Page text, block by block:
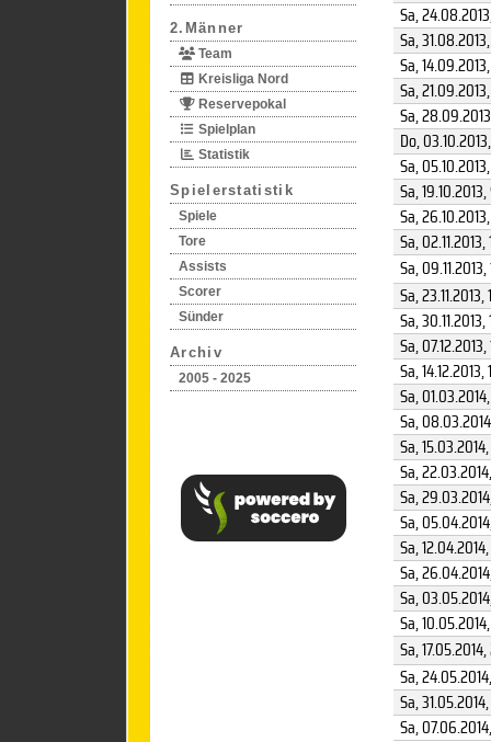
2.Männer
Team
Kreisliga Nord
Reservepokal
Spielplan
Statistik
Spielerstatistik
Spiele
Tore
Assists
Scorer
Sünder
Archiv
2005 - 2025
Sa, 24.08.2013
Sa, 31.08.2013
Sa, 14.09.2013
Sa, 21.09.2013
Sa, 28.09.2013
Do, 03.10.2013
Sa, 05.10.2013
Sa, 19.10.2013,
Sa, 26.10.2013
Sa, 02.11.2013,
Sa, 09.11.2013,
Sa, 23.11.2013,
Sa, 30.11.2013,
Sa, 07.12.2013,
Sa, 14.12.2013,
Sa, 01.03.2014
Sa, 08.03.2014
Sa, 15.03.2014
Sa, 22.03.2014
Sa, 29.03.2014
Sa, 05.04.2014
Sa, 12.04.2014
Sa, 26.04.2014
Sa, 03.05.2014
Sa, 10.05.2014
Sa, 17.05.2014,
Sa, 24.05.2014
Sa, 31.05.2014
Sa, 07.06.2014